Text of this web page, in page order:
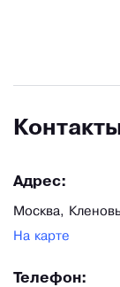
Адрес:
Москва,
На карте
Телефон: